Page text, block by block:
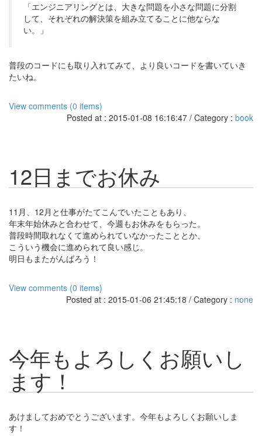
「エンジニアリングとは、大きな問題を小さな問題に分割
して、それぞれの解決策を組み立てることに他ならな
い。」
普段のコードにも取り入れてみて、より良いコードを書いていき
たいね。
View comments (0 items)
Posted at : 2015-01-08 16:16:47 / Category : book
12日までお休み
11月、12月と仕事がたてこんでいたこともあり、
年末年始休みと合わせて、今週もお休みをもらった。
普段時間取れなくて進められていなかったこととか、
こういう機会に進められて良い感じ。
明日もまたがんばろう！
View comments (0 items)
Posted at : 2015-01-06 21:45:18 / Category : none
今年もよろしくお願いし
ます！
あけましておめでとうございます。今年もよろしくお願いしま
す！